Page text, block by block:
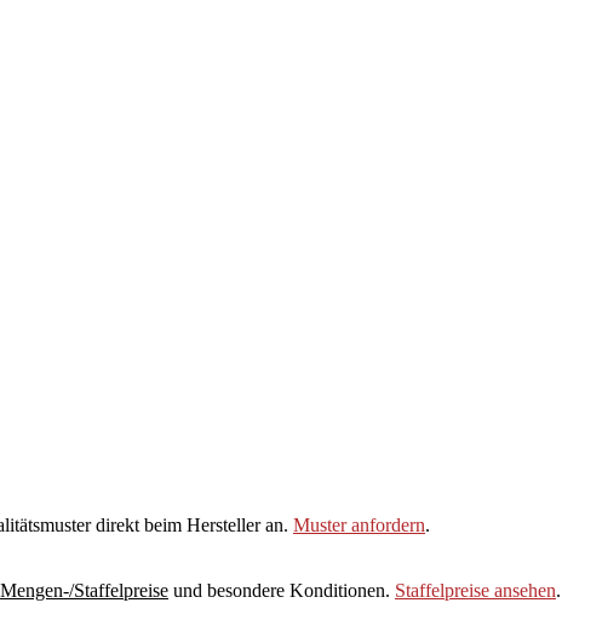
direkt beim Hersteller an. Muster anfordern.
Mengen-/Staffelpreise und besondere Konditionen. Staffelpreise ansehen.